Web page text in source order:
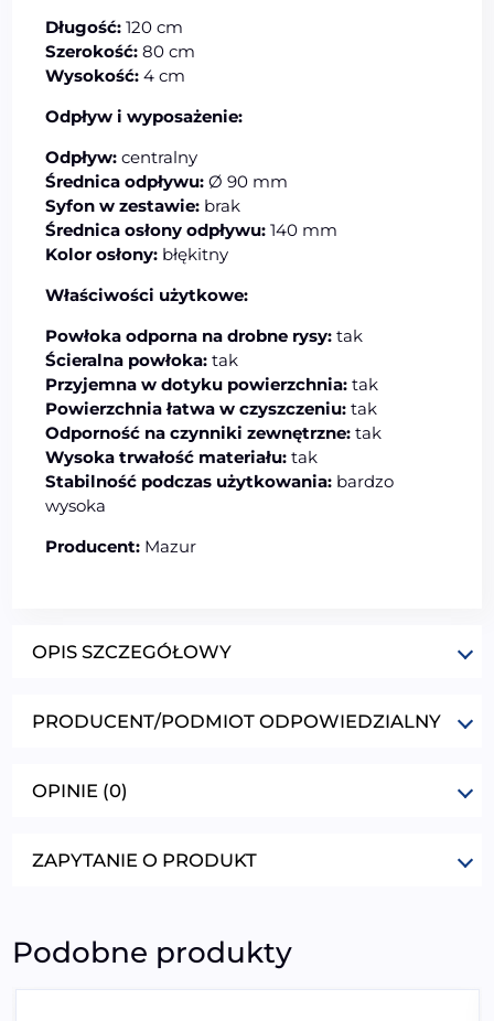
Długość: 120 cm
Szerokość: 80 cm
Wysokość: 4 cm
Odpływ i wyposażenie:
Odpływ: centralny
Średnica odpływu: Ø 90 mm
Syfon w zestawie: brak
Średnica osłony odpływu: 140 mm
Kolor osłony: błękitny
Właściwości użytkowe:
Powłoka odporna na drobne rysy:tak
Ścieralna powłoka:tak
Przyjemna w dotyku powierzchnia:tak
Powierzchnia łatwa w czyszczeniu: tak
Odporność na czynniki zewnętrzne: tak
Wysoka trwałość materiału: tak
Stabilność podczas użytkowania: bardzo
wysoka
Producent: Mazur
OPIS SZCZEGÓŁOWY
PRODUCENT/PODMIOT ODPOWIEDZIALNY
OPINIE (0)
ZAPYTANIE O PRODUKT
Podobne produkty